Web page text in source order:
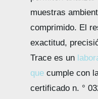
muestras
comprimido. El
exactitud,
Trace es un
que cumple con
certificado n. °